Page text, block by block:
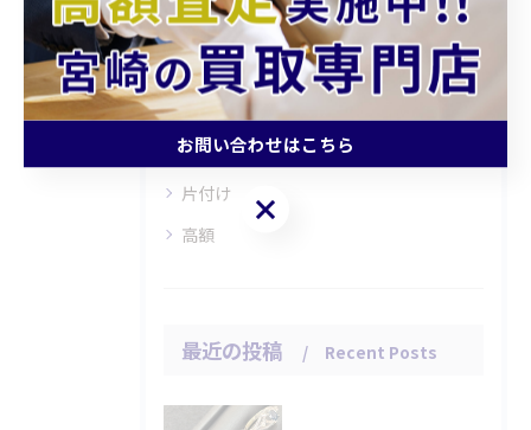
全てのカテゴリー
持ち込み
査定
引越し
片付け
高額
最近の投稿 Recent Posts
お問い合わせはこちら
お問い合わせはこちら